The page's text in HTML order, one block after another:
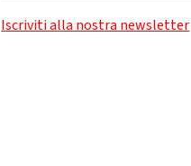
Iscriviti alla nostra newsletter